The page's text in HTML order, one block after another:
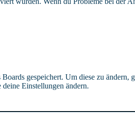
gespeichert. Um diese zu
Einstellungen ändern.